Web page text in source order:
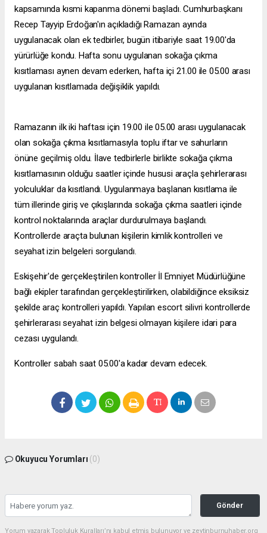
kapsamında kısmi kapanma dönemi başladı. Cumhurbaşkanı
Recep Tayyip Erdoğan'ın açıkladığı Ramazan ayında
uygulanacak olan ek tedbirler, bugün itibariyle saat 19.00'da
yürürlüğe kondu. Hafta sonu uygulanan sokağa çıkma
kısıtlaması aynen devam ederken, hafta içi 21.00 ile 05.00 arası
uygulanan kısıtlamada değişiklik yapıldı.
Ramazanın ilk iki haftası için 19.00 ile 05.00 arası uygulanacak
olan sokağa çıkma kısıtlamasıyla toplu iftar ve sahurların
önüne geçilmiş oldu. İlave tedbirlerle birlikte sokağa çıkma
kısıtlamasının olduğu saatler içinde hususi araçla şehirlerarası
yolculuklar da kısıtlandı. Uygulanmaya başlanan kısıtlama ile
tüm illerinde giriş ve çıkışlarında sokağa çıkma saatleri içinde
kontrol noktalarında araçlar durdurulmaya başlandı.
Kontrollerde araçta bulunan kişilerin kimlik kontrolleri ve
seyahat izin belgeleri sorgulandı.
Eskişehir'de gerçekleştirilen kontroller İl Emniyet Müdürlüğüne
bağlı ekipler tarafından gerçekleştirilirken, olabildiğince eksiksiz
şekilde araç kontrolleri yapıldı. Yapılan escort silivri kontrollerde
şehirlerarası seyahat izin belgesi olmayan kişilere idari para
cezası uygulandı.
Kontroller sabah saat 05.00'a kadar devam edecek.
Okuyucu Yorumları (0)
Gönder
Yorum yazarak Topluluk Kuralları’nı kabul etmiş bulunuyor ve zeytinburnuhaber.org